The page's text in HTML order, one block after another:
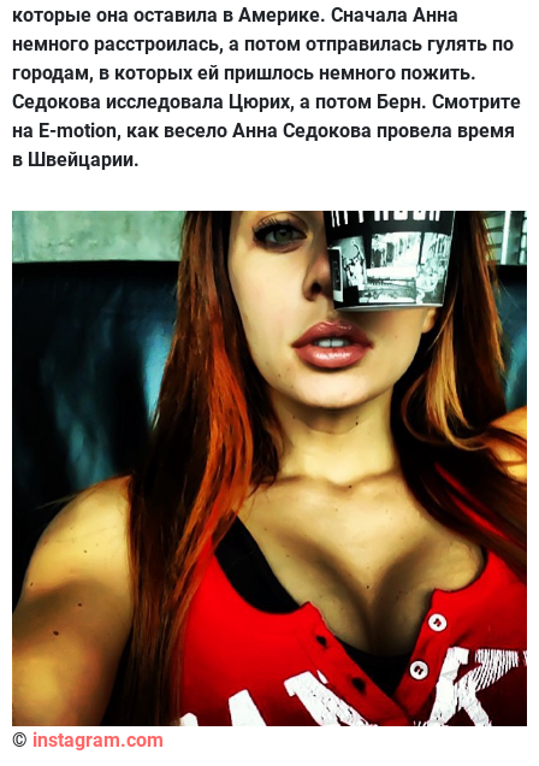
которые она оставила в Америке. Сначала Анна
немного расстроилась, а потом отправилась гулять по
городам, в которых ей пришлось немного пожить.
Седокова исследовала Цюрих, а потом Берн. Смотрите
на E-motion, как весело Анна Седокова провела время
в Швейцарии.
© instagram.com